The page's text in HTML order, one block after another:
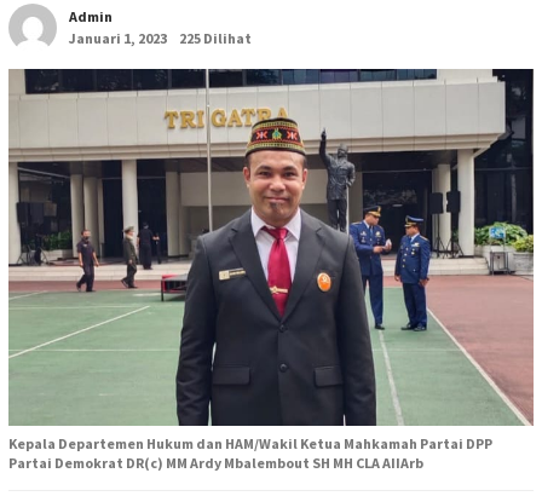
Admin
Januari 1, 2023
225 Dilihat
Kepala Departemen Hukum dan HAM/Wakil Ketua Mahkamah Partai DPP
Partai Demokrat DR(c) MM Ardy Mbalembout SH MH CLA AIIArb